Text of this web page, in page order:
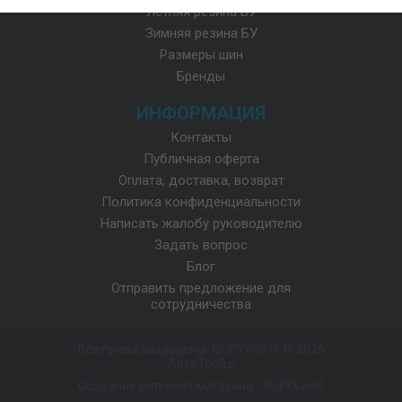
Летняя резина БУ
Зимняя резина БУ
Размеры шин
Бренды
ИНФОРМАЦИЯ
Контакты
Публичная оферта
Оплата, доставка, возврат
Политика конфиденциальности
Написать жалобу руководителю
Задать вопрос
Блог
Отправить предложение для
сотрудничества